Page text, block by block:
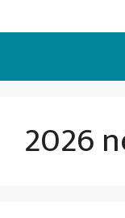
to
2026